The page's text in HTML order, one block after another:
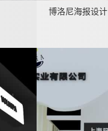
博洛尼海报设计